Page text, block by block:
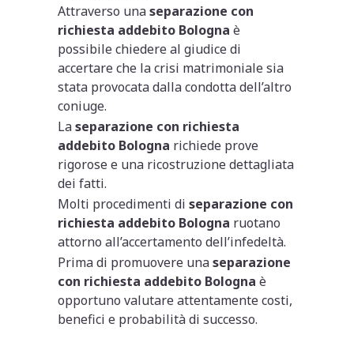
Attraverso unaseparazione con
richiesta addebito Bologna è
possibile chiedere al giudice di
accertare che la crisi matrimoniale sia
stata provocata dalla condotta dell’altro
coniuge.
Laseparazione con richiesta
addebito Bologna richiede prove
rigorose e una ricostruzione dettagliata
dei fatti.
Molti procedimenti diseparazione con
richiesta addebito Bologna ruotano
attorno all’accertamento dell’infedeltà.
Prima di promuovere unaseparazione
con richiesta addebito Bologna è
opportuno valutare attentamente costi,
benefici e probabilità di successo.